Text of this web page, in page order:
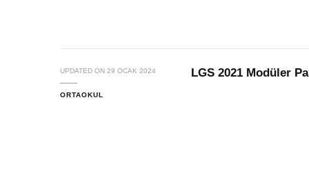
UPDATED ON 29 OCAK 2024
ORTAOKUL
LGS 2021 Modüler